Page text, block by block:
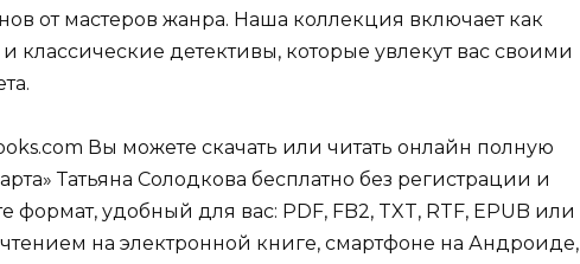
от мастеров жанра. Наша коллекция включает как
классические детективы, которые увлекут вас своими
Вы можете скачать или читать онлайн полную
Татьяна Солодкова бесплатно без регистрации и
формат, удобный для вас: PDF, FB2, TXT, RTF, EPUB или
чтением на электронной книге, смартфоне на Андроиде,